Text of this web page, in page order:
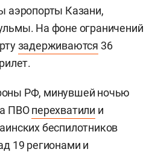
аэропорты Казани,
На фоне ограничений
задерживаются 36
РФ, минувшей ночью
ПВОперехватили и
беспилотников
19 регионами и